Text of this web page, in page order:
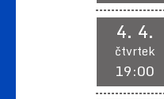
4. 4.
čtvrtek
19:00